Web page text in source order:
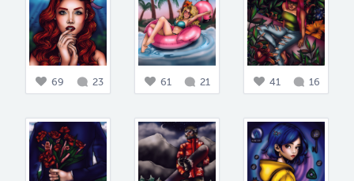
69 23 61 21 41 16